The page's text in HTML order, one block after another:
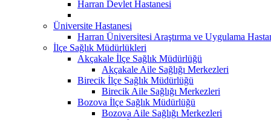
Harran Devlet Hastanesi
Üniversite Hastanesi
Harran Üniversitesi Araştırma ve Uygulama
İlçe Sağlık Müdürlükleri
Akçakale İlçe Sağlık Müdürlüğü
Akçakale Aile Sağlığı Merkezleri
Birecik İlçe Sağlık Müdürlüğü
Birecik Aile Sağlığı Merkezleri
Bozova İlçe Sağlık Müdürlüğü
Bozova Aile Sağlığı Merkezleri